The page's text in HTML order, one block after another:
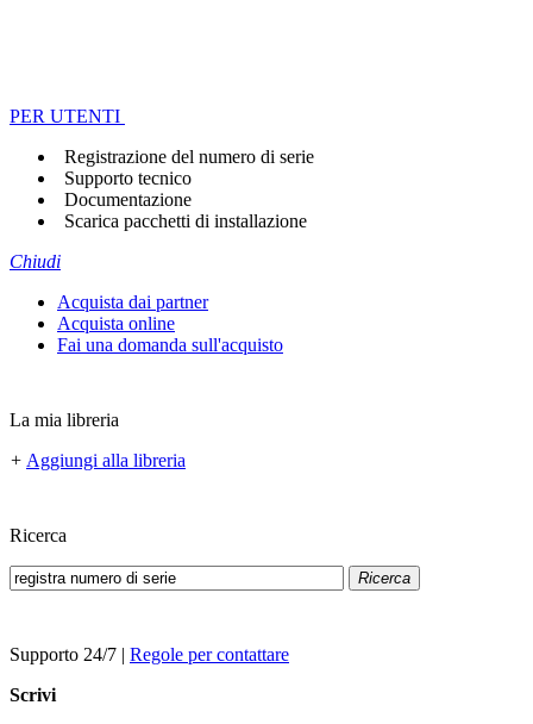
PER UTENTI
Registrazione del numero di serie
Supporto tecnico
Documentazione
Scarica pacchetti di installazione
Chiudi
Acquista dai partner
Acquista online
Fai una domanda sull'acquisto
La mia libreria
+ Aggiungi alla libreria
Ricerca
Ricerca
Supporto 24/7 | Regole per contattare
Scrivi